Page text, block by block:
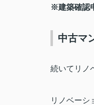
※建築確認
中古マ
続いてリノ
リノベーシ